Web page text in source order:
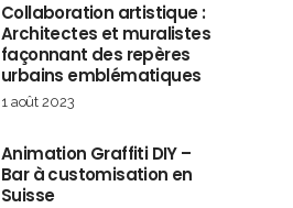
Collaboration artistique :
Architectes et muralistes
façonnant des repères
urbains emblématiques
1 août 2023
Animation Graffiti DIY –
Bar à customisation en
Suisse